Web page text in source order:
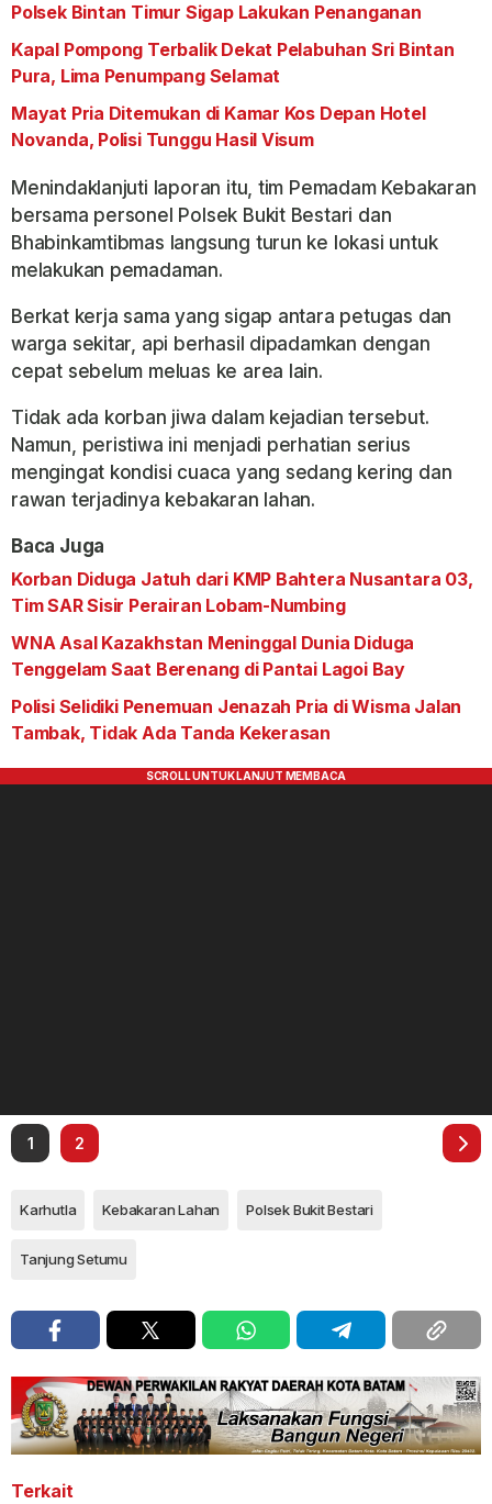
Polsek Bintan Timur Sigap Lakukan Penanganan
Kapal Pompong Terbalik Dekat Pelabuhan Sri Bintan
Pura, Lima Penumpang Selamat
Mayat Pria Ditemukan di Kamar Kos Depan Hotel
Novanda, Polisi Tunggu Hasil Visum
Menindaklanjuti laporan itu, tim Pemadam Kebakaran
bersama personel Polsek Bukit Bestari dan
Bhabinkamtibmas langsung turun ke lokasi untuk
melakukan pemadaman.
Berkat kerja sama yang sigap antara petugas dan
warga sekitar, api berhasil dipadamkan dengan
cepat sebelum meluas ke area lain.
Tidak ada korban jiwa dalam kejadian tersebut.
Namun, peristiwa ini menjadi perhatian serius
mengingat kondisi cuaca yang sedang kering dan
rawan terjadinya kebakaran lahan.
Baca Juga
Korban Diduga Jatuh dari KMP Bahtera Nusantara 03,
Tim SAR Sisir Perairan Lobam-Numbing
WNA Asal Kazakhstan Meninggal Dunia Diduga
Tenggelam Saat Berenang di Pantai Lagoi Bay
Polisi Selidiki Penemuan Jenazah Pria di Wisma Jalan
Tambak, Tidak Ada Tanda Kekerasan
1 2
Karhutla Kebakaran Lahan Polsek Bukit Bestari
Tanjung Setumu
Terkait